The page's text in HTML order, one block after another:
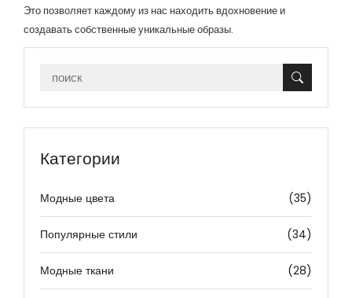
Это позволяет каждому из нас находить вдохновение и
создавать собственные уникальные образы.
Категории
Модные цвета (35)
Популярные стили (34)
Модные ткани (28)